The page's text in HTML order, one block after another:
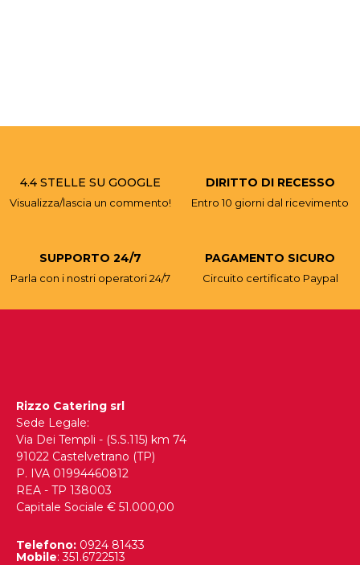
4.4 STELLE SU GOOGLE
Visualizza/lascia un commento!
DIRITTO DI RECESSO
Entro 10 giorni dal ricevimento
SUPPORTO 24/7
Parla con i nostri operatori 24/7
PAGAMENTO SICURO
Circuito certificato Paypal
Rizzo Catering srl
Sede Legale:
Via Dei Templi - (S.S.115) km 74
91022 Castelvetrano (TP)
P. IVA 01994460812
REA - TP 138003
Capitale Sociale € 51.000,00
Telefono: 0924 81433
Mobile: 351.6722513